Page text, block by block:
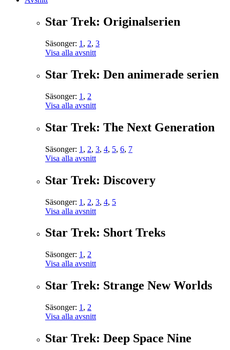
Star Trek: Originalserien
Säsonger: 1 , 2, 3
Visa alla avsnitt
Star Trek: Den animerade serien
Säsonger: 1 , 2
Visa alla avsnitt
Star Trek: The Next Generation
Säsonger: 1 , 2, 3, 4, 5, 6, 7
Visa alla avsnitt
Star Trek: Discovery
Säsonger: 1 , 2, 3, 4, 5
Visa alla avsnitt
Star Trek: Short Treks
Säsonger: 1 , 2
Visa alla avsnitt
Star Trek: Strange New Worlds
Säsonger: 1 , 2
Visa alla avsnitt
Star Trek: Deep Space Nine